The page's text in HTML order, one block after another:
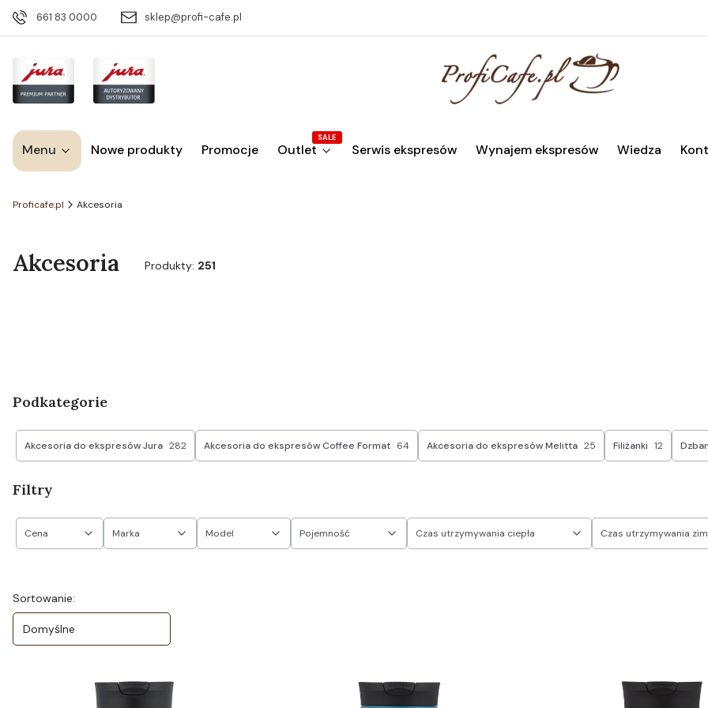
661 83 0000 sklep@profi-cafe.pl
Menu Nowe produkty Promocje Outlet
SALE
Serwis ekspresów Wynajem ekspresów Wiedza
Proficafe.pl Akcesoria
Akcesoria Produkty: 251
Podkategorie
Akcesoria do ekspresów Jura 282 Akcesoria do ekspresów Coffee Format 64 Akcesoria do ekspresów Melitta 25 Filiżanki 12
Filtry
Cena Marka Model Pojemność Czas utrzymywania ciepła Czas utrzymywania
Lista produktów
Sortowanie:
Domyślne